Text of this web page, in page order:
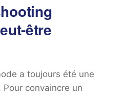
être
a toujours été une
convaincre un